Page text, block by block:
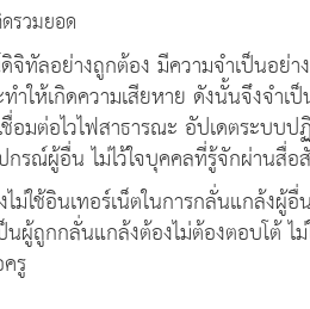
รวมยอด
จิทัลอย่างถูกต้อง มีความจำเป็นอย่
ให้เกิดความเสียหาย ดังนั้นจึงจำ
เชื่อมต่อไวไฟสาธารณะ อัปเดตระ
กรณ์ผู้อื่น ไม่ไว้ใจบุคคลที่รู้จักผ่านสื่
ม่ใช้อินเทอร์เน็ตในการกลั่นแกล้งผู้
ผู้ถูกกลั่นแกล้งต้องไม่ต้องตอบโต้
รู